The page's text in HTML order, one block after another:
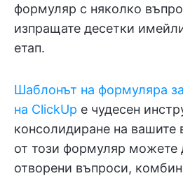
формуляр с няколко
изпращате десетки
етап.
Шаблонът на формуляра
на ClickUp е чудесен
консолидиране на вашите
от този формуляр можете
отворени въпроси,